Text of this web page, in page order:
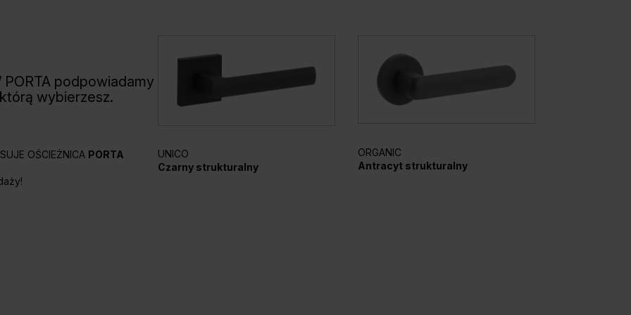
podpowiadamy
wybierzesz.
OŚCIEŻNICA PORTA
UNICO
Czarny strukturalny
ORGANIC
Antracyt strukturalny